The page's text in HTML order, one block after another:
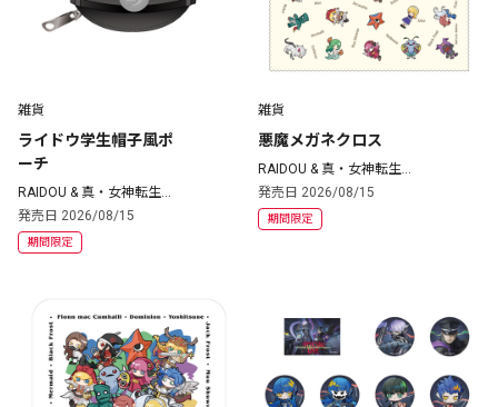
雑貨
ライドウ学生帽子風ポ
ーチ
RAIDOU & 真・女神転生
シリーズ
発売日 2026/08/15
期間限定
雑貨
悪魔メガネクロス
RAIDOU & 真・女神転生
シリーズ
発売日 2026/08/15
期間限定